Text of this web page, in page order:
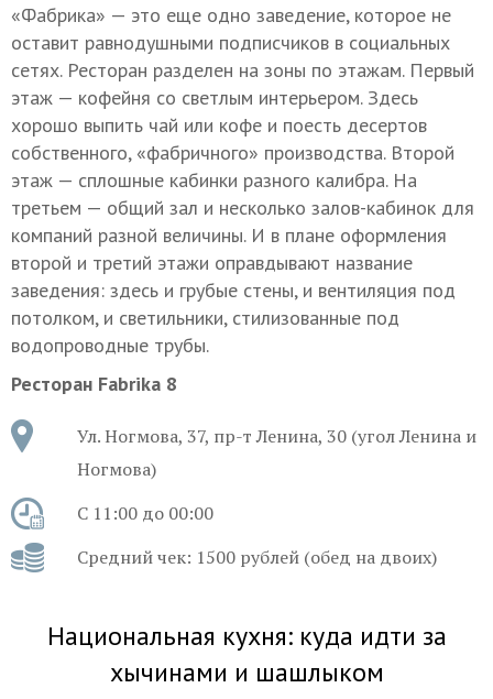
«Фабрика» — это еще одно заведение, которое не
оставит равнодушными подписчиков в социальных
сетях. Ресторан разделен на зоны по этажам. Первый
этаж — кофейня со светлым интерьером. Здесь
хорошо выпить чай или кофе и поесть десертов
собственного, «фабричного» производства. Второй
этаж — сплошные кабинки разного калибра. На
третьем — общий зал и несколько залов-кабинок для
компаний разной величины. И в плане оформления
второй и третий этажи оправдывают название
заведения: здесь и грубые стены, и вентиляция под
потолком, и светильники, стилизованные под
водопроводные трубы.
Ресторан Fabrika 8
Ул. Ногмова, 37, пр-т Ленина, 30 (угол Ленина и
Ногмова)
С 11:00 до 00:00
Средний чек: 1500 рублей (обед на двоих)
Национальная кухня: куда идти за
хычинами и шашлыком